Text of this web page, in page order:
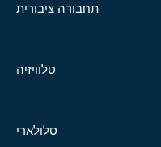
תחבורה ציבורית
טלוויזיה
סלולארי